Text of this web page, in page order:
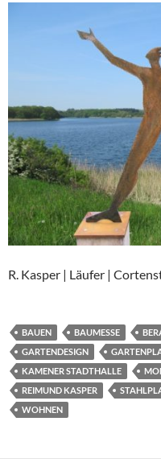
R. Kasper | Läufer |
BAUEN BAUMESSE
GARTENDESIGN
KAMENER STADTHALLE
REIMUND KASPER
WOHNEN